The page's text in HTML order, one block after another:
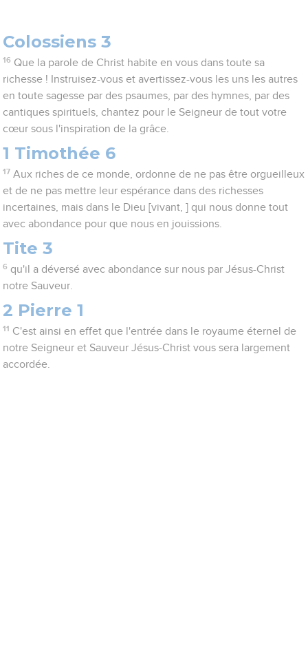
Colossiens 3
16 Que la parole de Christ habite en vous dans toute sa
richesse ! Instruisez-vous et avertissez-vous les uns les autres
en toute sagesse par des psaumes, par des hymnes, par des
cantiques spirituels, chantez pour le Seigneur de tout votre
cœur sous l'inspiration de la grâce.
1 Timothée 6
17 Aux riches de ce monde, ordonne de ne pas être orgueilleux
et de ne pas mettre leur espérance dans des richesses
incertaines, mais dans le Dieu [vivant, ] qui nous donne tout
avec abondance pour que nous en jouissions.
Tite 3
6 qu'il a déversé avec abondance sur nous par Jésus-Christ
notre Sauveur.
2 Pierre 1
11 C'est ainsi en effet que l'entrée dans le royaume éternel de
notre Seigneur et Sauveur Jésus-Christ vous sera largement
accordée.